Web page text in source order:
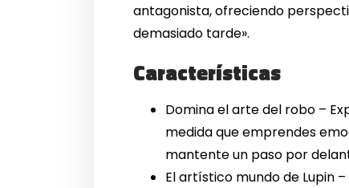
antagonista, ofreciendo
demasiado tarde».
Características
Domina el arte del robo –
medida que emprendes
mantente un paso por
El artístico mundo de Lupin